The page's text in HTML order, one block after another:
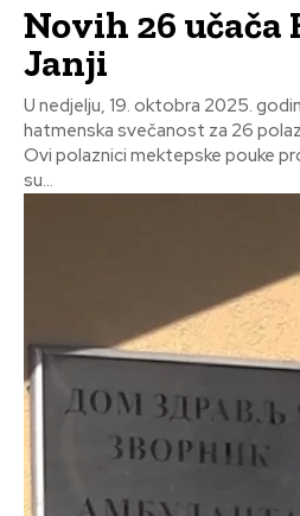
Novih 26 učača
Janji
U nedjelju, 19. oktobra 2025.
hatmenska svečanost za 26
Ovi polaznici mektepske pouke
su...